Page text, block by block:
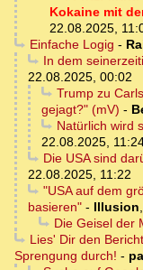
Kokaine mit
22.08.2025,
Einfache Logig -
In dem
22.08.2025, 00:02
Trump zu
gejagt?" (mV) -
Natürlich wird
22.08.2025,
Die USA sind
22.08.2025, 11:22
"USA auf dem
basieren" - Illusion,
Die Geisel der
Lies' Dir den
Sprengung durch! -